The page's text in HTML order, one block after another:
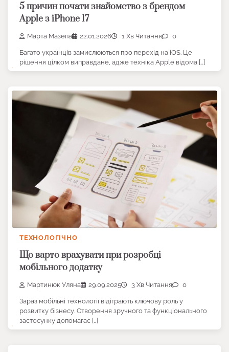
5 причин почати знайомство з брендом
Apple з iPhone 17
Марта Мазепа 22.01.2026 1 Хв Читання 0
Багато українців замислюються про перехід на iOS. Це
рішення цілком виправдане, адже техніка Apple відома […]
ТЕХНОЛОГІЧНО
Що варто врахувати при розробці
мобільного додатку
Мартинюк Уляна 29.09.2025 3 Хв Читання 0
Зараз мобільні технології відіграють ключову роль у
розвитку бізнесу. Створення зручного та функціонального
застосунку допомагає […]